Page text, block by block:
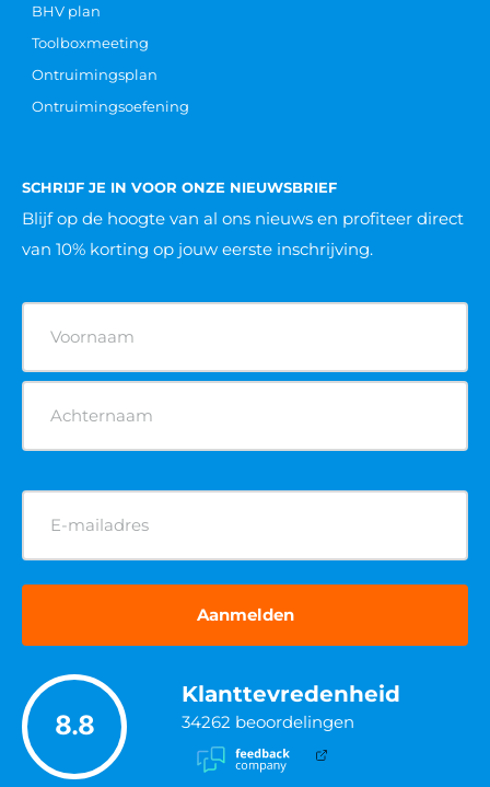
BHV plan
Toolboxmeeting
Ontruimingsplan
Ontruimingsoefening
SCHRIJF JE IN VOOR ONZE NIEUWSBRIEF
Blijf op de hoogte van al ons nieuws en profiteer direct
van 10% korting op jouw eerste inschrijving.
(Vereist)
E-
mailadres
(Vereist)
8.8
Klanttevredenheid
34262 beoordelingen